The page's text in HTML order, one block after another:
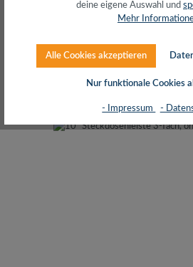
Regulärer
17,18 €
deine eigene Auswahl und
Mehr
Alle Cookies akzeptieren
Nur funktionale Cookies
- Impressum -